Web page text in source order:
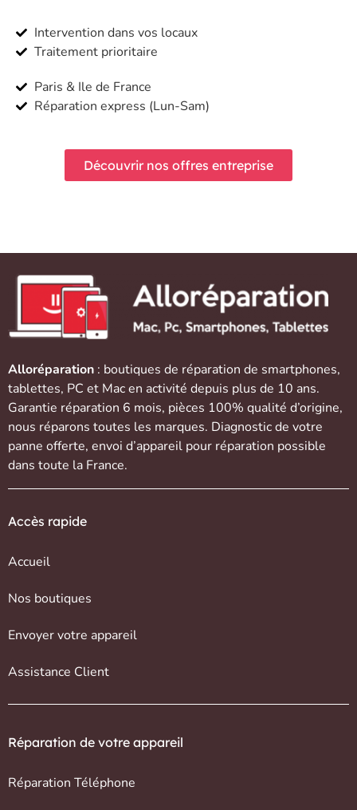
Intervention dans vos locaux
Traitement prioritaire
Paris & Ile de France
Réparation express (Lun-Sam)
Découvrir nos offres entreprise
Alloréparation : boutiques de réparation de smartphones,
tablettes, PC et Macen activité depuis plus de 10 ans.
Garantie réparation 6 mois, pièces 100% qualité d’origine,
nous réparons toutes les marques. Diagnostic de votre
panne offerte, envoi d’appareil pour réparation possible
dans toute la France.
Accès rapide
Accueil
Nos boutiques
Envoyer votre appareil
Assistance Client
Réparation de votre appareil
Réparation Téléphone